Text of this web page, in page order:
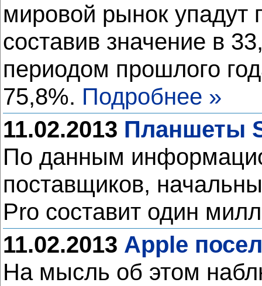
мировой рынок
составив значение в
периодом прошлого
75,8%. Подробнее »
11.02.2013 Планшеты
По данным
поставщиков,
Pro составит один
11.02.2013 Apple
На мысль об этом